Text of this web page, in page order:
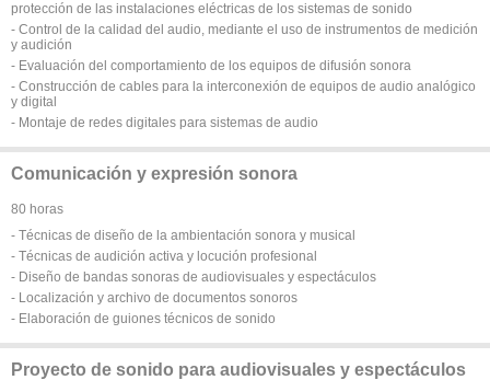
protección de las instalaciones eléctricas de los sistemas de sonido
- Control de la calidad del audio, mediante el uso de instrumentos de medición
y audición
- Evaluación del comportamiento de los equipos de difusión sonora
- Construcción de cables para la interconexión de equipos de audio analógico
y digital
- Montaje de redes digitales para sistemas de audio
Comunicación y expresión sonora
80 horas
- Técnicas de diseño de la ambientación sonora y musical
- Técnicas de audición activa y locución profesional
- Diseño de bandas sonoras de audiovisuales y espectáculos
- Localización y archivo de documentos sonoros
- Elaboración de guiones técnicos de sonido
Proyecto de sonido para audiovisuales y espectáculos